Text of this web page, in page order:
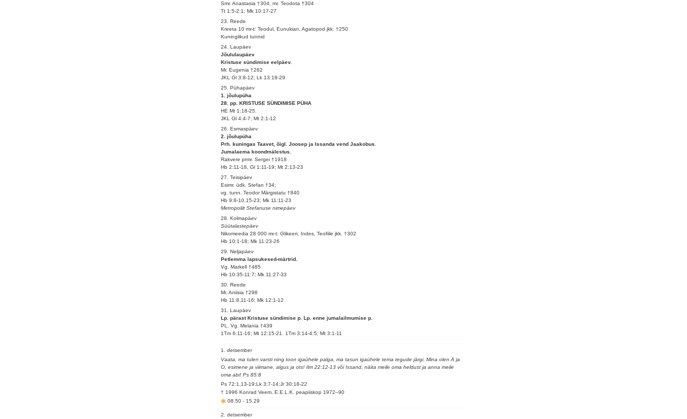
Smr. Anastasia †304; mr. Teodota †304
Tt 1:5-2:1; Mk 10:17-27
23. Reede
Kreeta 10 mr-t: Teodul, Eunukian, Agatopod jkk. †250
Kuninglikud tunnid
24. Laupäev
Jõululaupäev
Kristuse sündimise eelpäev.
Mr. Eugenia †262
JKL Gl 3:8-12; Lk 13:18-29
25. Pühapäev
1. jõulupüha
28. pp. KRISTUSE SÜNDIMISE PÜHA
HE Mt 1:18-25.
JKL Gl 4:4-7; Mt 2:1-12
26. Esmaspäev
2. jõulupüha
Prh. kuningas Taavet, õigl. Joosep ja Issanda vend Jaakobus.
Jumalaema koondmälestus.
Rakvere prmr. Sergei †1918
Hb 2:11-18, Gl 1:11-19; Mt 2:13-23
27. Teisipäev
Esimr. üdk. Stefan †34;
vg. tunn. Teodor Märgistatu †840
Hb 9:8-10,15-23; Mk 11:11-23
Metropoliit Stefanuse nimepäev
28. Kolmapäev
Süütalastepäev
Nikomeedia 28 000 mr-t: Glikeeri, Indes, Teofiile jkk. †302
Hb 10:1-18; Mk 11:23-26
29. Neljapäev
Petlemma lapsukesed-märtrid.
Vg. Markell †485
Hb 10:35-11:7; Mk 11:27-33
30. Reede
Mr. Aniisia †298
Hb 11:8,11-16; Mk 12:1-12
31. Laupäev
Lp. pärast Kristuse sündimise p. Lp. enne jumalailmumise p.
PL. Vg. Melania †439
1Tm 6:11-16; Mt 12:15-21. 1Tm 3:14-4:5; Mt 3:1-11
1. detsember
Vaata, ma tulen varsti ning toon igaühele palga, ma tasun igaühele tema tegude järgi. Mina olen A ja
O, esimene ja viimane, algus ja ots! Ilm 22:12-13 või Issand, näita meile oma heldust ja anna meile
oma abi! Ps 85:8
Ps 72:1,13-19;Lk 3:7-14;Jr 30:18-22
† 1996 Konrad Veem, E.E.L.K. peapiiskop 1972–90
08.50- 15.29
2. detsember